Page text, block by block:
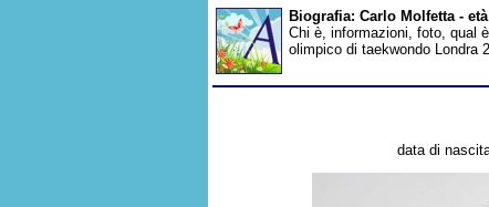
Biografia: Carlo Molfetta -
Chi è, informazioni, foto, qual
olimpico di taekwondo Londra
data di